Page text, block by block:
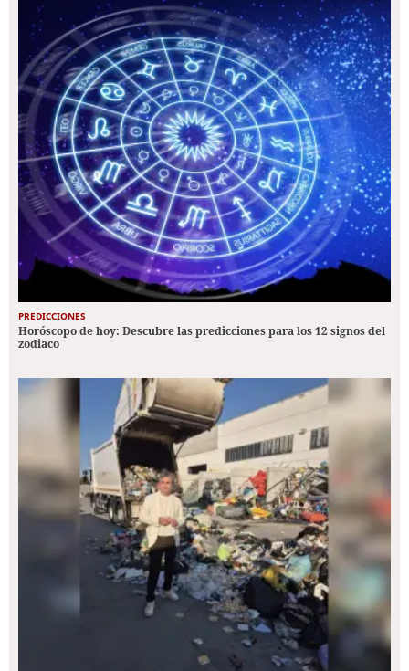
PREDICCIONES
Horóscopo de hoy: Descubre las predicciones para los 12 signos del
zodiaco